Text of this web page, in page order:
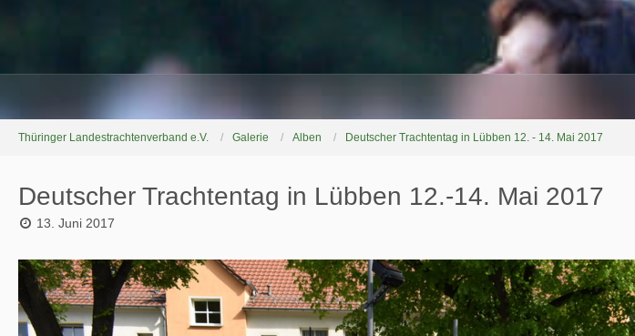
Thüringer Landestrachtenverband e.V. Galerie Alben Deutscher Trachtentag in Lübben 12. - 14. Mai 2017
Deutscher Trachtentag in Lübben 12.-14. Mai 2017
13. Juni 2017